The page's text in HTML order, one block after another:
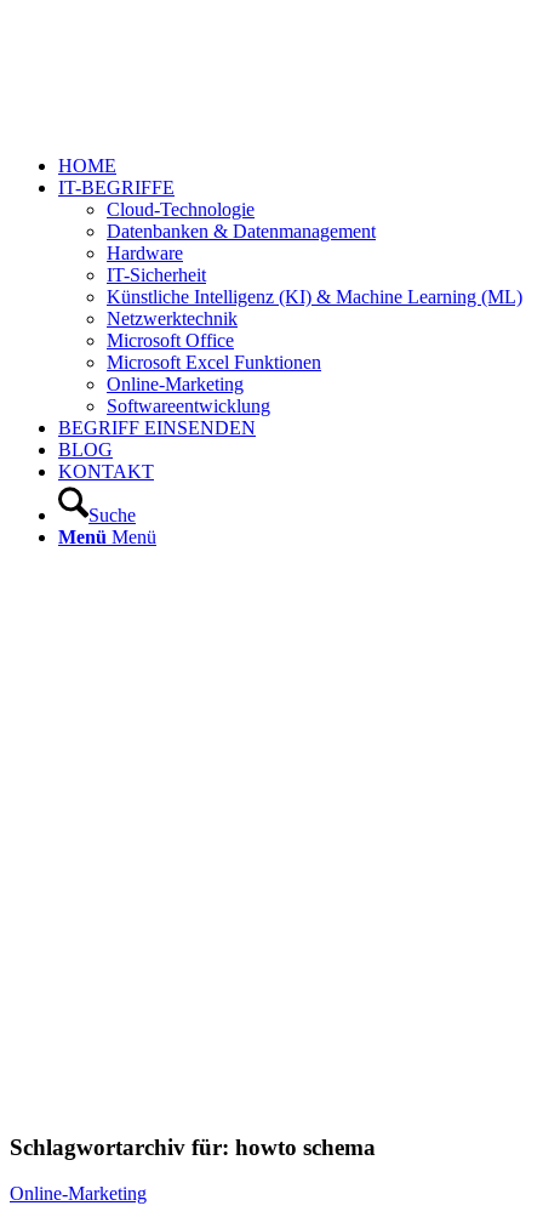
HOME
IT-BEGRIFFE
Cloud-Technologie
Datenbanken & Datenmanagement
Hardware
IT-Sicherheit
Künstliche Intelligenz (KI) & Machine Learning (ML)
Netzwerktechnik
Microsoft Office
Microsoft Excel Funktionen
Online-Marketing
Softwareentwicklung
BEGRIFF EINSENDEN
BLOG
KONTAKT
Suche
Menü Menü
Schlagwortarchiv für: howto schema
Online-Marketing